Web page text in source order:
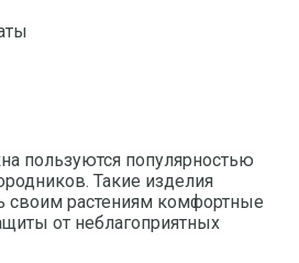
пользуются популярностью
Такие изделия
своим растениям комфортные
от неблагоприятных